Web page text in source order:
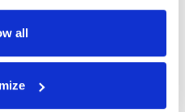
all
viršelis ir geras